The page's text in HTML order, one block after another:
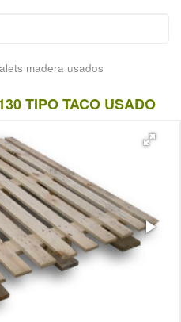
madera usados
TIPO TACO USADO